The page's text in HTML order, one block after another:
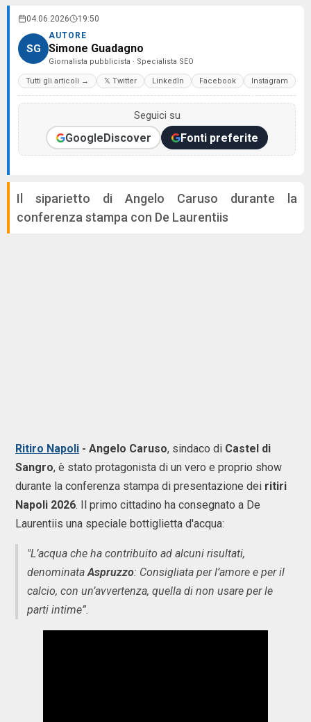
04.06.2026 19:50
SG
AUTORE
Simone Guadagno
Giornalista pubblicista · Specialista SEO
Tutti gli articoli → 𝕏 Twitter LinkedIn Facebook Instagram
Seguici su
GoogleDiscover Fonti preferite
Il siparietto di Angelo Caruso durante la
conferenza stampa con De Laurentiis
Ritiro Napoli - Angelo Caruso, sindaco di Castel di
Sangro, è stato protagonista di un vero e proprio show
durante la conferenza stampa di presentazione dei ritiri
Napoli 2026. Il primo cittadino ha consegnato a De
Laurentiis una speciale bottiglietta d'acqua:
"L’acqua che ha contribuito ad alcuni risultati,
denominataAspruzzo: Consigliata per l’amore e per il
calcio, con un’avvertenza, quella di non usare per le
parti intime”.